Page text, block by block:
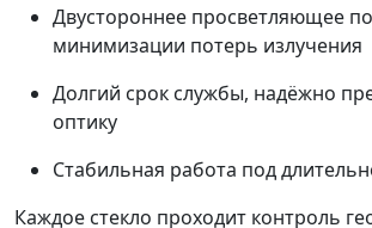
Двустороннее просветляющее
минимизации потерь излучения
Долгий срок службы, надёжно
оптику
Стабильная работа под
Каждое стекло проходит контроль